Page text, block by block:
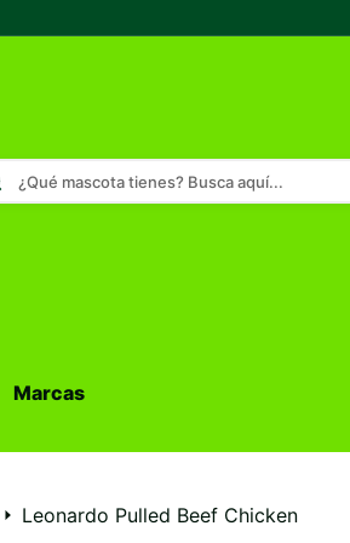
¿Qué mascota tienes? Busca aquí...
Marcas
Leonardo Pulled Beef Chicken